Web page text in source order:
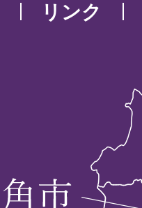
リンク